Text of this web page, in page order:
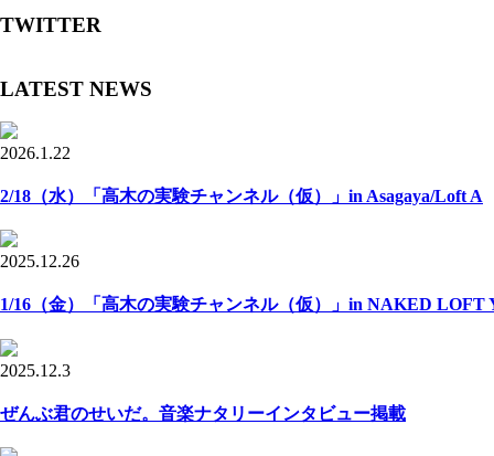
TWITTER
LATEST NEWS
2026.1.22
2/18（水）「高木の実験チャンネル（仮）」in Asagaya/Loft A
2025.12.26
1/16（金）「高木の実験チャンネル（仮）」in NAKED LOFT
2025.12.3
ぜんぶ君のせいだ。音楽ナタリーインタビュー掲載